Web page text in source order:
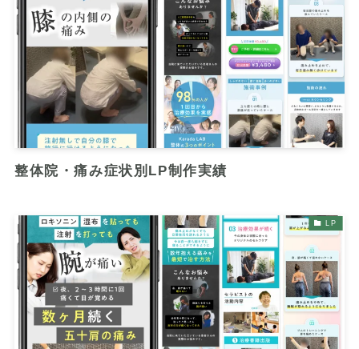
整体院・痛み症状別LP制作実績
LP